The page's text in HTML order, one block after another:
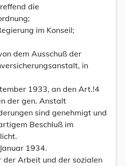
die
im Konseil;
dem Ausschuß der
in
1933, an den Art.!4
der gen. Anstalt
sind genehmigt und
Beschluß im
1934.
der Arbeit und der sozialen